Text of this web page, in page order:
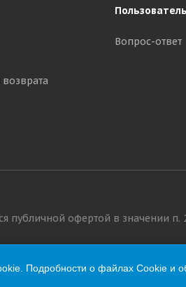
Вопрос-ответ
публичной офертой в значении п.
Подробности о файлах Cookie и